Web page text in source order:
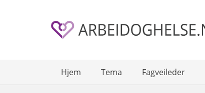
Hjem Tema Fagveileder